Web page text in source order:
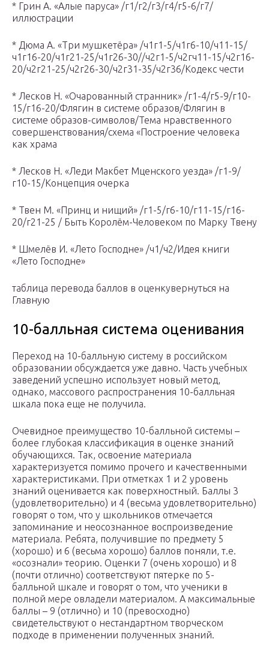
* Грин А. «Алые паруса» /г1/г2/г3/г4/г5-6/г7/
иллюстрации
* Дюма А. «Три мушкетёра» /ч1г1-5/ч1г6-10/ч11-15/
ч1г16-20/ч1г21-25/ч1г26-30//ч2г1-5/ч2гч11-15/ч2г16-
20/ч2г21-25/ч2г26-30/ч2г31-35/ч2г36/Кодекс чести
* Лесков Н. «Очарованный странник» /г1-4/г5-9/г10-
15/г16-20/Флягин в системе образов/Флягин в
системе образов-символов/Тема нравственного
совершенствования/схема «Построение человека
как храма
* Лесков Н. «Леди Макбет Мценского уезда» /г1-9/
г10-15/Концепция очерка
* Твен М. «Принц и нищий» /г1-5/г6-10/г11-15/г16-
20/г21-25 / Быть Королём-Человеком по Марку Твену
* Шмелёв И. «Лето Господне» /ч1/ч2/Идея книги
«Лето Господне»
таблица перевода баллов в оценкувернуться на
Главную
10-балльная система оценивания
Переход на 10-балльную систему в российском
образовании обсуждается уже давно. Часть учебных
заведений успешно использует новый метод,
однако, массового распространения 10-балльная
шкала пока еще не получила.
Очевидное преимущество 10-балльной системы –
более глубокая классификация в оценке знаний
обучающихся. Так, освоение материала
характеризуется помимо прочего и качественными
характеристиками. При отметках 1 и 2 уровень
знаний оценивается как поверхностный. Баллы 3
(удовлетворительно) и 4 (весьма удовлетворительно)
говорят о том, что у школьников отмечается
запоминание и неосознанное воспроизведение
материала. Ребята, получившие по предмету 5
(хорошо) и 6 (весьма хорошо) баллов поняли, т.е.
«осознали» теорию. Оценки 7 (очень хорошо) и 8
(почти отлично) соответствуют пятерке по 5-
балльной шкале и говорят о том, что ученики в
полной мере овладели материалом. А максимальные
баллы – 9 (отлично) и 10 (превосходно)
свидетельствуют о нестандартном творческом
подходе в применении полученных знаний.